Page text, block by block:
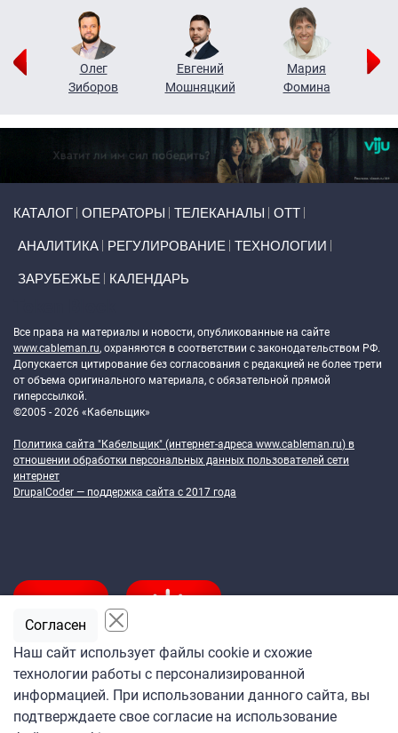
Олег
Зиборов
Евгений
Мошняцкий
Мария
Фомина
КАТАЛОГ ОПЕРАТОРЫ ТЕЛЕКАНАЛЫ ОТТ
АНАЛИТИКА РЕГУЛИРОВАНИЕ ТЕХНОЛОГИИ
ЗАРУБЕЖЬЕ КАЛЕНДАРЬ
Все права на материалы и новости, опубликованные на сайте
www.cableman.ru, охраняются в соответствии с законодательством РФ.
Допускается цитирование без согласования с редакцией не более трети
от объема оригинального материала, с обязательной прямой
гиперссылкой.
©2005 - 2026 «Кабельщик»
Политика сайта "Кабельщик" (интернет-адреса www.cableman.ru) в
отношении обработки персональных данных пользователей сети
интернет
DrupalCoder — поддержка сайта c 2017 года
Подпишитесь
на ежедневную рассылку
Наш сайт использует файлы cookie и схожие
технологии работы с персонализированной
информацией. При использовании данного сайта, вы
подтверждаете свое согласие на использование
Согласен